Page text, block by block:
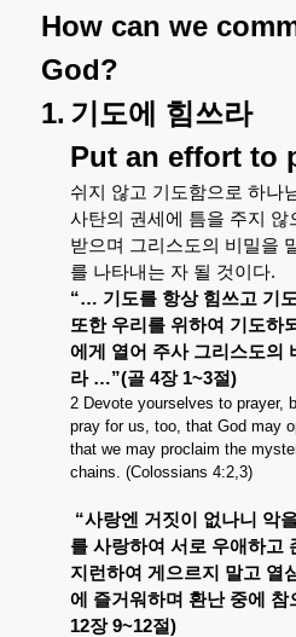
How can we
God?
1. 기도에 힘쓰라
Put an effort to
쉬지 않고 기도함으로 하나
사탄의 권세에 틈을 주지 않
받으며 그리스도의 비밀을
를 나타내는 자 될 것이다.
“… 기도를 항상 힘쓰고 기
또한 우리를 위하여 기도하
에게
열어 주사 그리스도의
라…”(골 4장1~3절)
2 Devote yourselves to prayer,
pray for us, too, that God may
that we may proclaim the
chains. (Colossians 4:2,3)
“사랑엔 거짓이 없나니 악
를 사랑하여 서로 우애하고
지런하여 게으르지 말고 열
에
즐거워하며 환난 중에 참
12장9~12절)